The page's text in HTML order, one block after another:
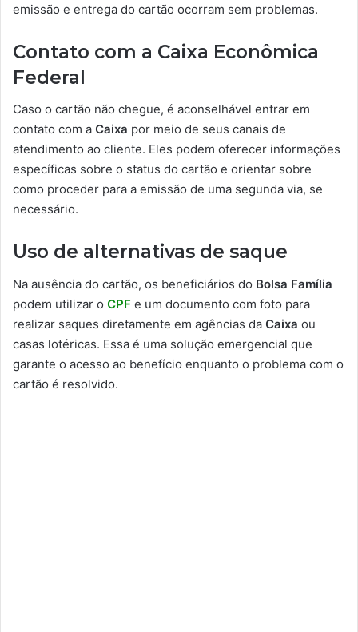
emissão e entrega do cartão ocorram sem problemas.
Contato com a Caixa Econômica
Federal
Caso o cartão não chegue, é aconselhável entrar em
contato com a Caixa por meio de seus canais de
atendimento ao cliente. Eles podem oferecer informações
específicas sobre o status do cartão e orientar sobre
como proceder para a emissão de uma segunda via, se
necessário.
Uso de alternativas de saque
Na ausência do cartão, os beneficiários do Bolsa Família
podem utilizar o CPF e um documento com foto para
realizar saques diretamente em agências da Caixa ou
casas lotéricas. Essa é uma solução emergencial que
garante o acesso ao benefício enquanto o problema com o
cartão é resolvido.